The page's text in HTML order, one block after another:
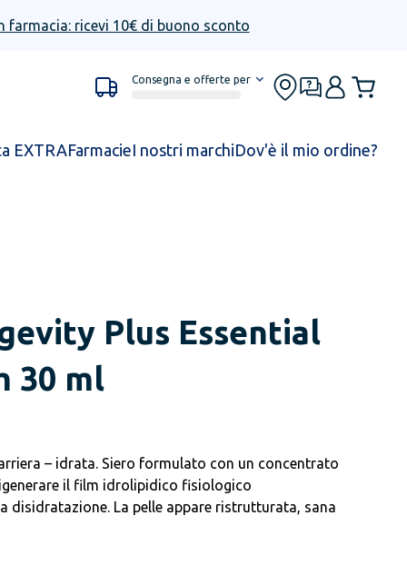
farmacia: ricevi 10€ di buono sconto
Consegna e offerte per
EXTRAFarmacieI nostri marchiDov'è il mio ordine?
Plus Essential
30 ml
– idrata. Siero formulato con un concentrato
il film idrolipidico fisiologico
disidratazione. La pelle appare ristrutturata, sana